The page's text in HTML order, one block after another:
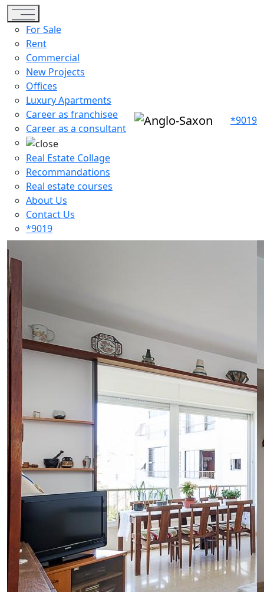
Toggle navigation
For Sale
Rent
Commercial
New Projects
Offices
Luxury Apartments
Career as franchisee
Career as a consultant
Real Estate Collage
Recommandations
Real estate courses
About Us
Contact Us
*9019
*9019